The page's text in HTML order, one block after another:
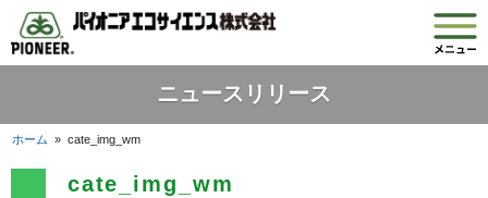
ニュースリリース
ホーム »cate_img_wm
cate_img_wm